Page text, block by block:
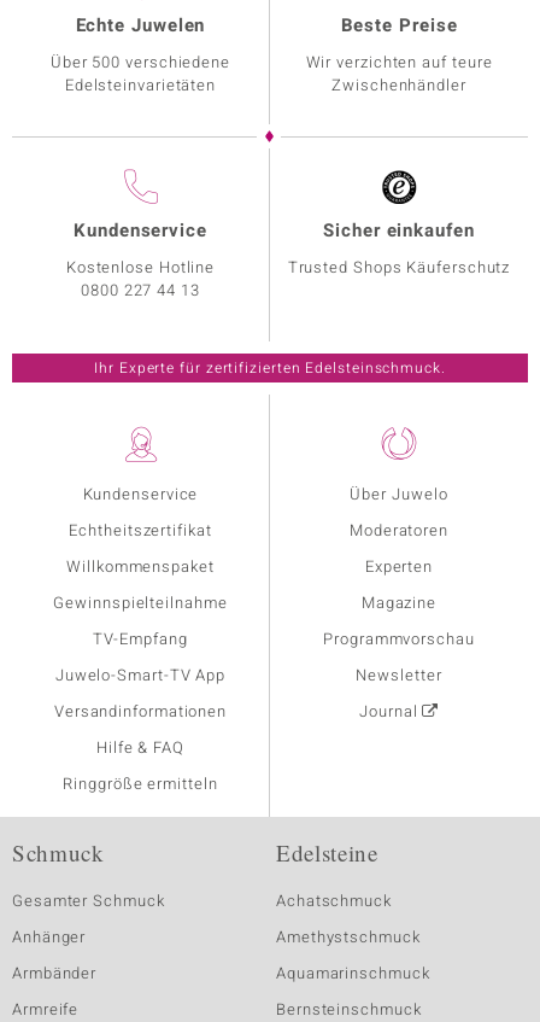
Kundenservice
Echtheitszertifikat
Willkommenspaket
Gewinnspielteilnahme
TV-Empfang
Juwelo-Smart-TV App
Versandinformationen
Hilfe & FAQ
Ringgröße ermitteln
Über Juwelo
Moderatoren
Experten
Magazine
Programmvorschau
Newsletter
Journal
Echte Juwelen
Über 500 verschiedene
Edelsteinvarietäten
Beste Preise
Wir verzichten auf teure
Zwischenhändler
Kundenservice
Kostenlose Hotline
0800 227 44 13
Sicher einkaufen
Trusted Shops Käuferschutz
Ihr Experte für zertifizierten Edelsteinschmuck.
Schmuck
Gesamter Schmuck
Anhänger
Armbänder
Armreife
Edelsteine
Achatschmuck
Amethystschmuck
Aquamarinschmuck
Bernsteinschmuck